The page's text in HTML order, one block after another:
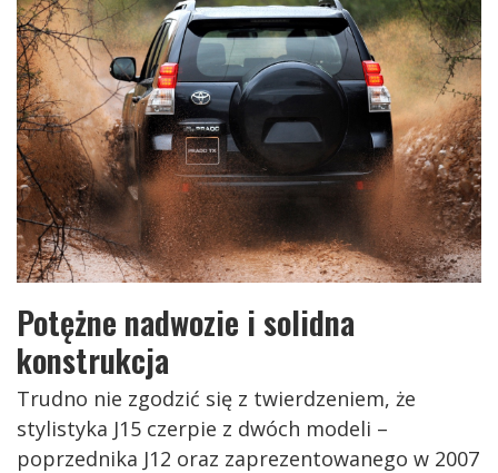
Potężne nadwozie i solidna
konstrukcja
Trudno nie zgodzić się z twierdzeniem, że
stylistyka J15 czerpie z dwóch modeli –
poprzednika J12 oraz zaprezentowanego w 2007